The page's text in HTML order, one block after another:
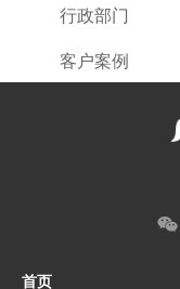
行政部门
客户案例
首页